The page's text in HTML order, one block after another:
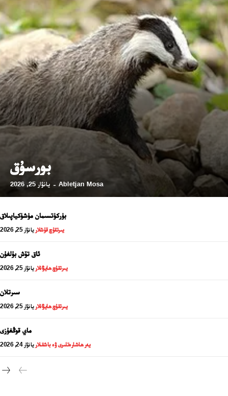
بورسۇق
Abletjan Mosa
- يانۋار 25, 2026
بۈركۈتسىمان مۈشۈكياپىلاق
يىرتقۇچ قۇشلار يانۋار 25, 2026
ئاق تۆش بۇلغۇن
يىرتقۇچ ھايۋانلار يانۋار 25, 2026
سىرتلان
يىرتقۇچ ھايۋانلار يانۋار 25, 2026
ماي قوڭغۇزى
يەر ھاشارەتلىرى ۋە باشقىلار يانۋار 24, 2026